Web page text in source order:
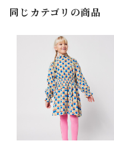
同じカテゴリの商品